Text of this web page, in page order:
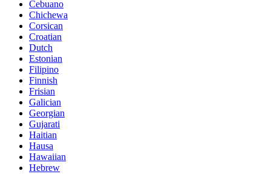
Cebuano
Chichewa
Corsican
Croatian
Dutch
Estonian
Filipino
Finnish
Frisian
Galician
Georgian
Gujarati
Haitian
Hausa
Hawaiian
Hebrew